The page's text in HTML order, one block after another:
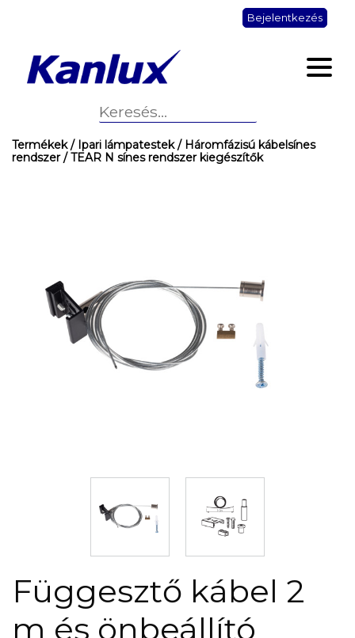
Bejelentkezés
Termékek/ Ipari lámpatestek/ Háromfázisú kábelsínes
rendszer/ TEAR N sínes rendszer kiegészítők
Függesztő kábel 2
m és önbeállító